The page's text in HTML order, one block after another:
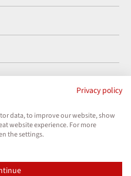
Privacy policy
data, to improve our website, show
website experience. For more
the settings.